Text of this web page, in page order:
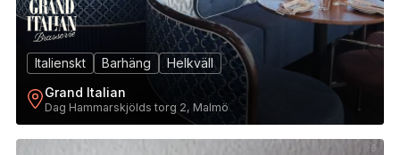
Italienskt Barhäng
Helkväll
Grand Italian
Dag Hammarskjölds torg 2, Malmö
6